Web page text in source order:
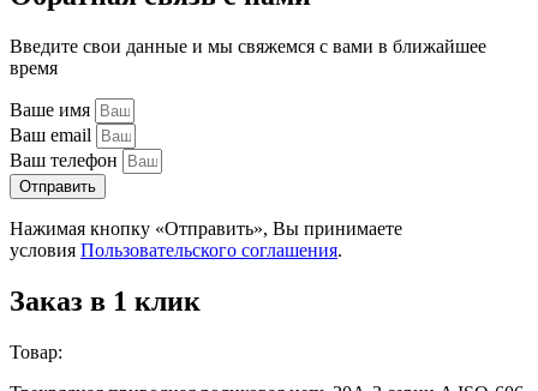
Введите свои данные и мы свяжемся с вами в ближайшее
время
Ваше имя
Ваш email
Ваш телефон
Отправить
Нажимая кнопку «Отправить», Вы принимаете
условия Пользовательского соглашения.
Заказ в 1 клик
Товар: